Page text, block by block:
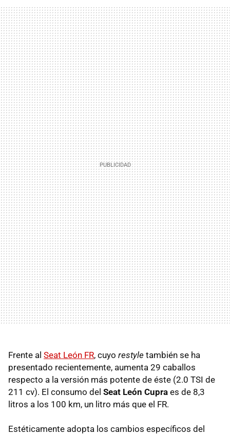
Frente al Seat León FR, cuyo restyle también se ha
presentado recientemente, aumenta 29 caballos
respecto a la versión más potente de éste (2.0 TSI de
211 cv). El consumo del Seat León Cupra es de 8,3
litros a los 100 km, un litro más que el FR.
Estéticamente adopta los cambios específicos del